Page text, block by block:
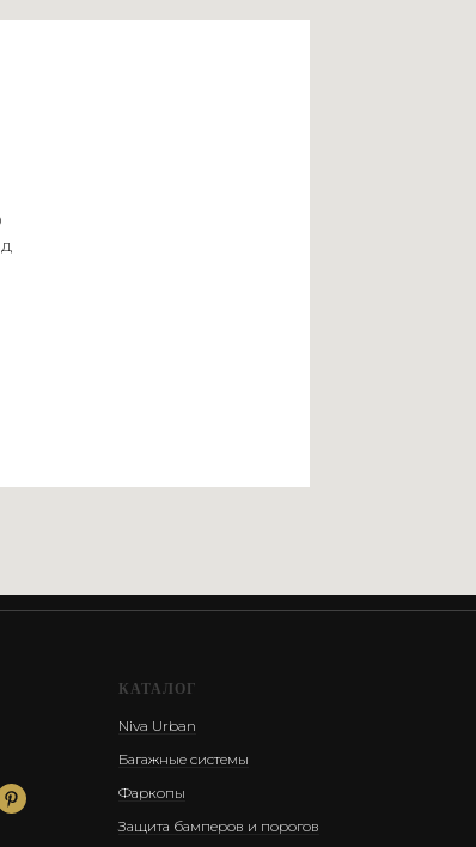
КАТАЛОГ
Niva Urban
Багажные системы
Фаркопы
Защита бамперов и порогов